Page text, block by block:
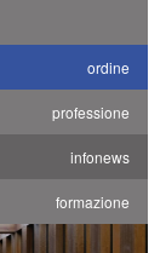
ordine
professione
infonews
formazione